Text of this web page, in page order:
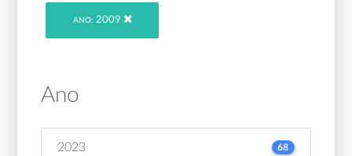
ANO: 2009
Ano
2023 68